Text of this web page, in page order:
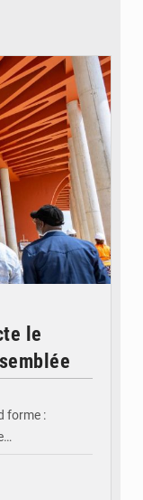
le
forme :